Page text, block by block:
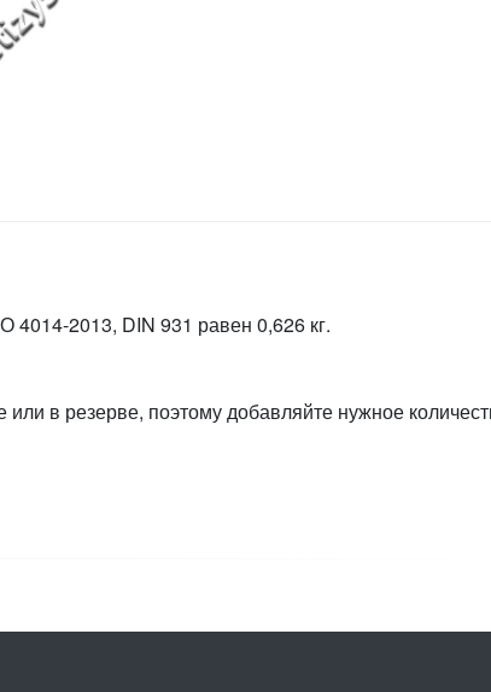
2013, DIN 931 равен 0,626 кг.
в резерве, поэтому добавляйте нужное